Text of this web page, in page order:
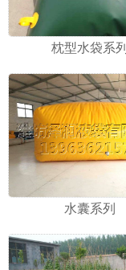
枕型水袋系列
水囊系列